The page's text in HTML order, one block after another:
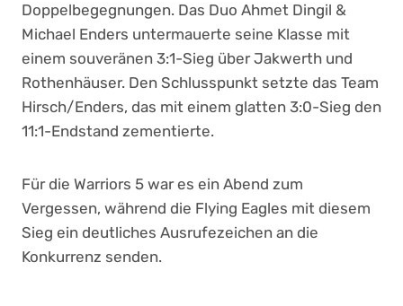
Doppelbegegnungen. Das Duo Ahmet Dingil &
Michael Enders untermauerte seine Klasse mit
einem souveränen 3:1-Sieg über Jakwerth und
Rothenhäuser. Den Schlusspunkt setzte das Team
Hirsch/Enders, das mit einem glatten 3:0-Sieg den
11:1-Endstand zementierte.
Für die Warriors 5 war es ein Abend zum
Vergessen, während die Flying Eagles mit diesem
Sieg ein deutliches Ausrufezeichen an die
Konkurrenz senden.